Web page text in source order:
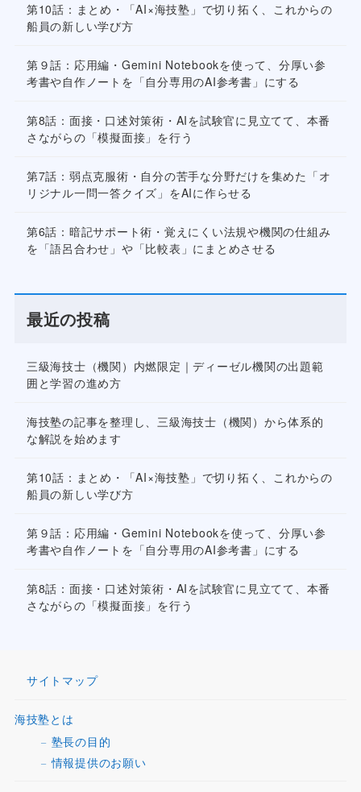
第10話：まとめ・「AI×海技塾」で切り拓く、これからの
船員の新しい学び方
第９話：応用編・Gemini Notebookを使って、分厚い参
考書や自作ノートを「自分専用のAI参考書」にする
第8話：面接・口述対策術・AIを試験官に見立てて、本番
さながらの「模擬面接」を行う
第7話：弱点克服術・自分の苦手な分野だけを集めた「オ
リジナル一問一答クイズ」をAIに作らせる
第6話：暗記サポート術・覚えにくい法規や機関の仕組み
を「語呂合わせ」や「比較表」にまとめさせる
最近の投稿
三級海技士（機関）内燃限定｜ディーゼル機関の出題範
囲と学習の進め方
海技塾の記事を整理し、三級海技士（機関）から体系的
な解説を始めます
第10話：まとめ・「AI×海技塾」で切り拓く、これからの
船員の新しい学び方
第９話：応用編・Gemini Notebookを使って、分厚い参
考書や自作ノートを「自分専用のAI参考書」にする
第8話：面接・口述対策術・AIを試験官に見立てて、本番
さながらの「模擬面接」を行う
サイトマップ
海技塾とは
塾長の目的
情報提供のお願い